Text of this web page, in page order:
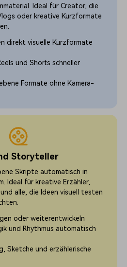
Ideal für Creator, die
oder kreative Kurzformate
direkt visuelle Kurzformate
und Shorts schneller
Formate ohne Kamera-
Storyteller
Skripte automatisch in
Ideal für kreative Erzähler,
alle, die Ideen visuell testen
oder weiterentwickeln
und Rhythmus automatisch
Sketche und erzählerische